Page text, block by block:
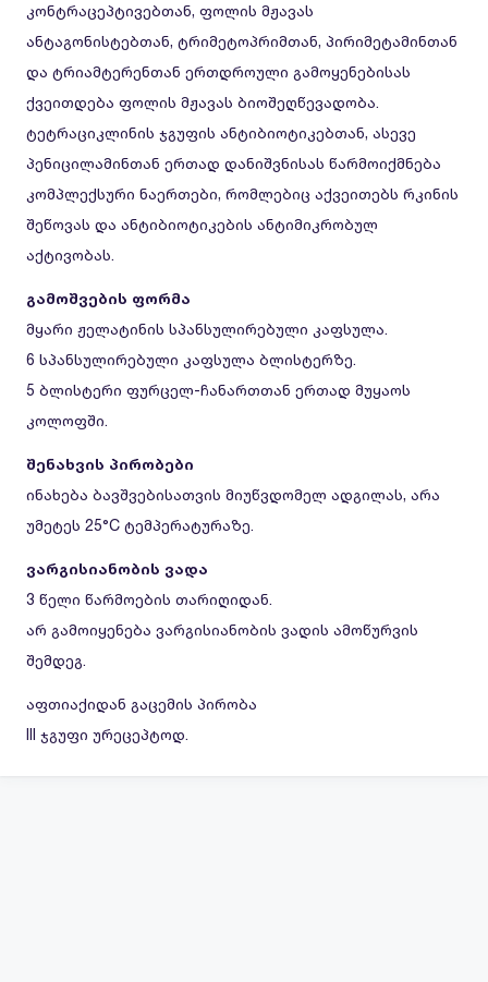
კონტრაცეპტივებთან, ფოლის მჟავას
ანტაგონისტებთან, ტრიმეტოპრიმთან, პირიმეტამინთან
და ტრიამტერენთან ერთდროული გამოყენებისას
ქვეითდება ფოლის მჟავას ბიოშეღწევადობა.
ტეტრაციკლინის ჯგუფის ანტიბიოტიკებთან, ასევე
პენიცილამინთან ერთად დანიშვნისას წარმოიქმნება
კომპლექსური ნაერთები, რომლებიც აქვეითებს რკინის
შეწოვას და ანტიბიოტიკების ანტიმიკრობულ
აქტივობას.
გამოშვების ფორმა
მყარი ჟელატინის სპანსულირებული კაფსულა.
6 სპანსულირებული კაფსულა ბლისტერზე.
5 ბლისტერი ფურცელ-ჩანართთან ერთად მუყაოს
კოლოფში.
შენახვის პირობები
ინახება ბავშვებისათვის მიუწვდომელ ადგილას, არა
უმეტეს 25°C ტემპერატურაზე.
ვარგისიანობის ვადა
3 წელი წარმოების თარიღიდან.
არ გამოიყენება ვარგისიანობის ვადის ამოწურვის
შემდეგ.
აფთიაქიდან გაცემის პირობა
III ჯგუფი ურეცეპტოდ.